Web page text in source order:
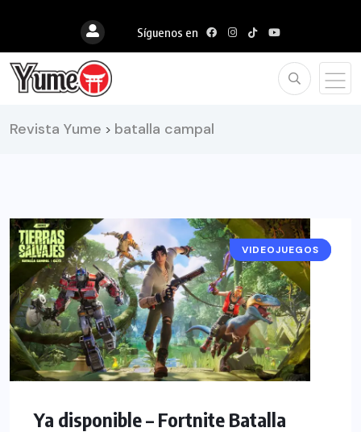
Síguenos en
Revista Yume > batalla campal
NOTICIAS
VIDEOJUEGOS
Ya disponible – Fortnite Batalla